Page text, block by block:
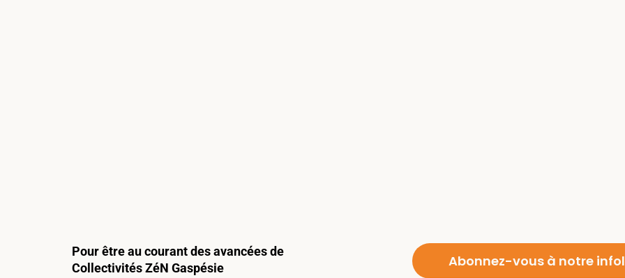
Pour être au courant des avancées de
Collectivités ZéN Gaspésie
Abonnez-vous à notre